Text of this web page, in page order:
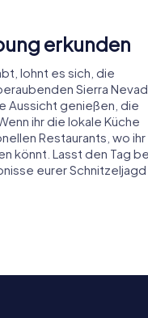
erkunden
lohnt es sich, die
Sierra
Aussicht genießen, die
ihr die lokale Küche
Restaurants, wo ihr
könnt. Lasst den Tag
eurer Schnitzeljagd